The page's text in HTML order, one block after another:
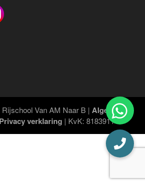
Van AM Naar B | Algemene
Privacy verklaring | KvK: 81839111